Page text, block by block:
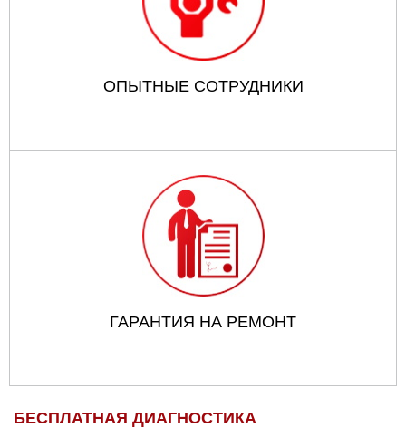
ОПЫТНЫЕ СОТРУДНИКИ
ГАРАНТИЯ НА РЕМОНТ
БЕСПЛАТНАЯ ДИАГНОСТИКА